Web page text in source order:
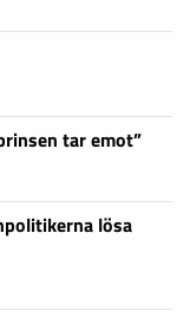
tar emot”
lösa